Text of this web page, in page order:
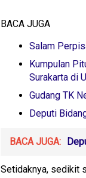
BACA JUGA
Salam
Kumpulan
Surakarta di
Gudang TK
Deputi
BACA JUGA:
Setidaknya, sedikit